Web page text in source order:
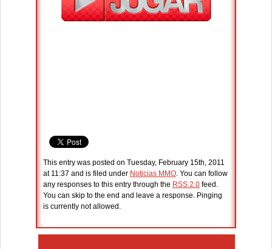
This entry was posted on Tuesday, February 15th, 2011
at 11:37 and is filed under Noticias MMO. You can follow
any responses to this entry through the RSS 2.0 feed.
You can skip to the end and leave a response. Pinging
is currently not allowed.